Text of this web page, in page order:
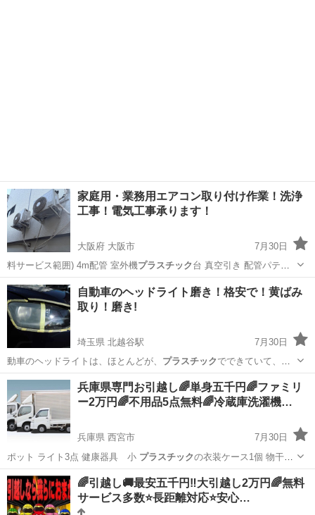
家庭用・業務用エアコン取り付け作業！洗浄
工事！電気工事承ります！
大阪府 大阪市
7月30日
料サービス範囲) 4m配管 室外機プラスチック 台 真空引き 配管パテ使
用 取り外…
大阪 大阪市 電気工事 取り外し
自動車のヘッドライト磨き！格安で！黄ばみ
取り！磨き!
埼玉県 北越谷駅
7月30日
動車のヘッドライトは、ほとんどが、 プラスチック でできていて、劣
化してしまい、車検…
埼玉 越谷市 北越谷駅 車検 磨き
兵庫県専門お引越し🌈単身五千円🌈ファミリ
ー2万円🌈不用品5点無料🌈冷蔵庫洗濯機…
兵庫県 西宮市
7月30日
ポット ライト3点 健康器具 小 プラスチックの衣装ケース1個 物干し
竿2個 …
兵庫 西宮市 引っ越し 無料
🌈引越し🚚最安五千円‼️大引越し2万円🌈無料
サービス多数⭐️長距離対応⭐️安心…